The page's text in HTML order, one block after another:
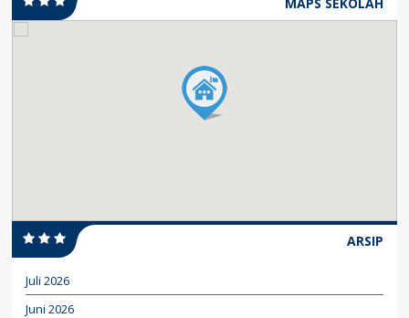
ARSIP
Juli 2026
Juni 2026